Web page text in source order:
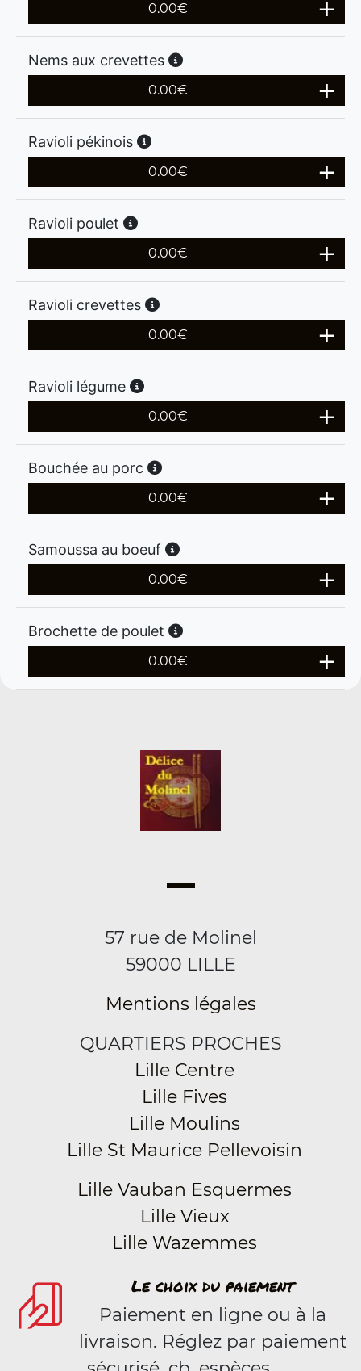
0.00€
Nems aux crevettes
0.00€
Ravioli pékinois
0.00€
Ravioli poulet
0.00€
Ravioli crevettes
0.00€
Ravioli légume
0.00€
Bouchée au porc
0.00€
Samoussa au boeuf
0.00€
Brochette de poulet
0.00€
57 rue de Molinel
59000 LILLE
Mentions légales
QUARTIERS PROCHES
Lille Centre
Lille Fives
Lille Moulins
Lille St Maurice Pellevoisin
Lille Vauban Esquermes
Lille Vieux
Lille Wazemmes
Le choix du paiement
Paiement en ligne ou à la
livraison. Réglez par paiement